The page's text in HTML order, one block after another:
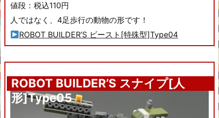
値段：税込110円
人ではなく、4足歩行の動物の形です！
ROBOT BUILDER’S ビースト[特殊型]Type04
ROBOT BUILDER’S スナイプ[人
形]Type05